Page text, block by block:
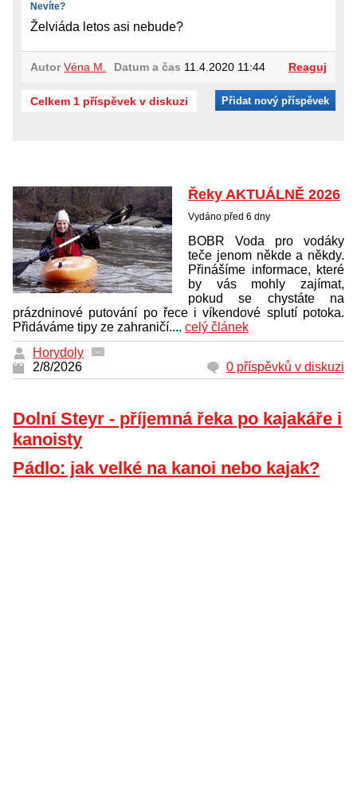
Nevíte?
Želviáda letos asi nebude?
Autor Véna M. Datum a čas 11.4.2020 11:44 Reaguj
Celkem 1 příspěvek v diskuzi Přidat nový příspěvek
Řeky AKTUÁLNĚ 2026
Vydáno před 6 dny
BOBR Voda pro vodáky
teče jenom někde a někdy.
Přinášíme informace, které
by vás mohly zajímat,
pokud se chystáte na
prázdninové putování po řece i víkendové splutí potoka.
Přidáváme tipy ze zahraničí.... celý článek
Horydoly
2/8/2026
0 příspěvků v diskuzi
Dolní Steyr - příjemná řeka po kajakáře i
kanoisty
Pádlo: jak velké na kanoi nebo kajak?